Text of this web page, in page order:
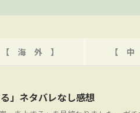
【 海 外 】 【 中
」ネタバレなし感想